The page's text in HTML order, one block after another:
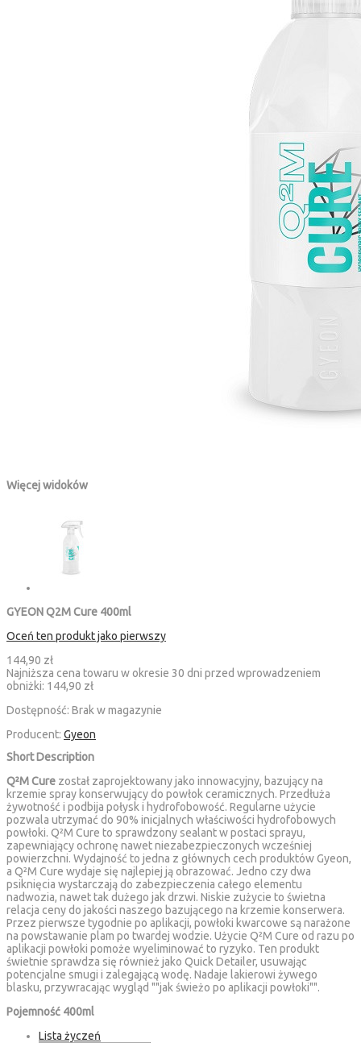
Więcej widoków
GYEON Q2M Cure 400ml
Oceń ten produkt jako pierwszy
144,90 zł
Najniższa cena towaru w okresie 30 dni przed wprowadzeniem
obniżki: 144,90 zł
Dostępność: Brak w magazynie
Producent: Gyeon
Short Description
Q²M Cure został zaprojektowany jako innowacyjny, bazujący na
krzemie spray konserwujący do powłok ceramicznych. Przedłuża
żywotność i podbija połysk i hydrofobowość. Regularne użycie
pozwala utrzymać do 90% inicjalnych właściwości hydrofobowych
powłoki. Q²M Cure to sprawdzony sealant w postaci sprayu,
zapewniający ochronę nawet niezabezpieczonych wcześniej
powierzchni. Wydajność to jedna z głównych cech produktów Gyeon,
a Q²M Cure wydaje się najlepiej ją obrazować. Jedno czy dwa
psiknięcia wystarczają do zabezpieczenia całego elementu
nadwozia, nawet tak dużego jak drzwi. Niskie zużycie to świetna
relacja ceny do jakości naszego bazującego na krzemie konserwera.
Przez pierwsze tygodnie po aplikacji, powłoki kwarcowe są narażone
na powstawanie plam po twardej wodzie. Użycie Q²M Cure od razu po
aplikacji powłoki pomoże wyeliminować to ryzyko. Ten produkt
świetnie sprawdza się również jako Quick Detailer, usuwając
potencjalne smugi i zalegającą wodę. Nadaje lakierowi żywego
blasku, przywracając wygląd ""jak świeżo po aplikacji powłoki"".
Pojemność 400ml
Lista życzeń